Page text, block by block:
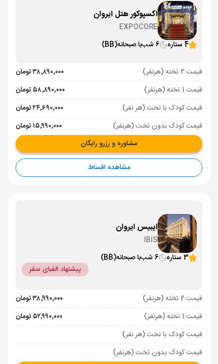
اکسپوکور هتل ایروان
EXPOCORE
4 ستاره
6 شب با صبحانه(BB)
قیمت 2 تخته (هرنفر)
۳۸٬۸۹۰٬۰۰۰ تومان
قیمت 1 تخته (هرنفر)
۵۸٬۸۹۰٬۰۰۰ تومان
قیمت کودک با تخت (هر نفر)
۲۴٬۶۹۰٬۰۰۰ تومان
قیمت کودک بدون تخت (هرنفر)
۱۵٬۹۹۰٬۰۰۰ تومان
مشاوره و رزرو رایگان
مشاهده اقساط
ایبیس ایروان
IBIS
3 ستاره
6 شب با صبحانه(BB)
پیشنهاد الفبای سفر
قیمت 2 تخته (هرنفر)
۳۸٬۹۹۰٬۰۰۰ تومان
قیمت 1 تخته (هرنفر)
۵۲٬۹۹۰٬۰۰۰ تومان
قیمت کودک با تخت (هر نفر)
قیمت کودک بدون تخت (هرنفر)